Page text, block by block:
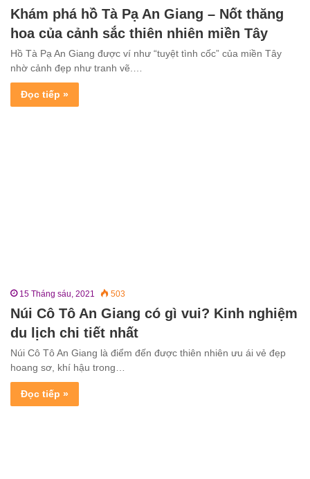
Khám phá hồ Tà Pạ An Giang – Nốt thăng
hoa của cảnh sắc thiên nhiên miền Tây
Hồ Tà Pạ An Giang được ví như “tuyệt tình cốc” của miền Tây
nhờ cảnh đẹp như tranh vẽ.…
Đọc tiếp »
15 Tháng sáu, 2021 503
Núi Cô Tô An Giang có gì vui? Kinh nghiệm
du lịch chi tiết nhất
Núi Cô Tô An Giang là điểm đến được thiên nhiên ưu ái vẻ đẹp
hoang sơ, khí hậu trong…
Đọc tiếp »